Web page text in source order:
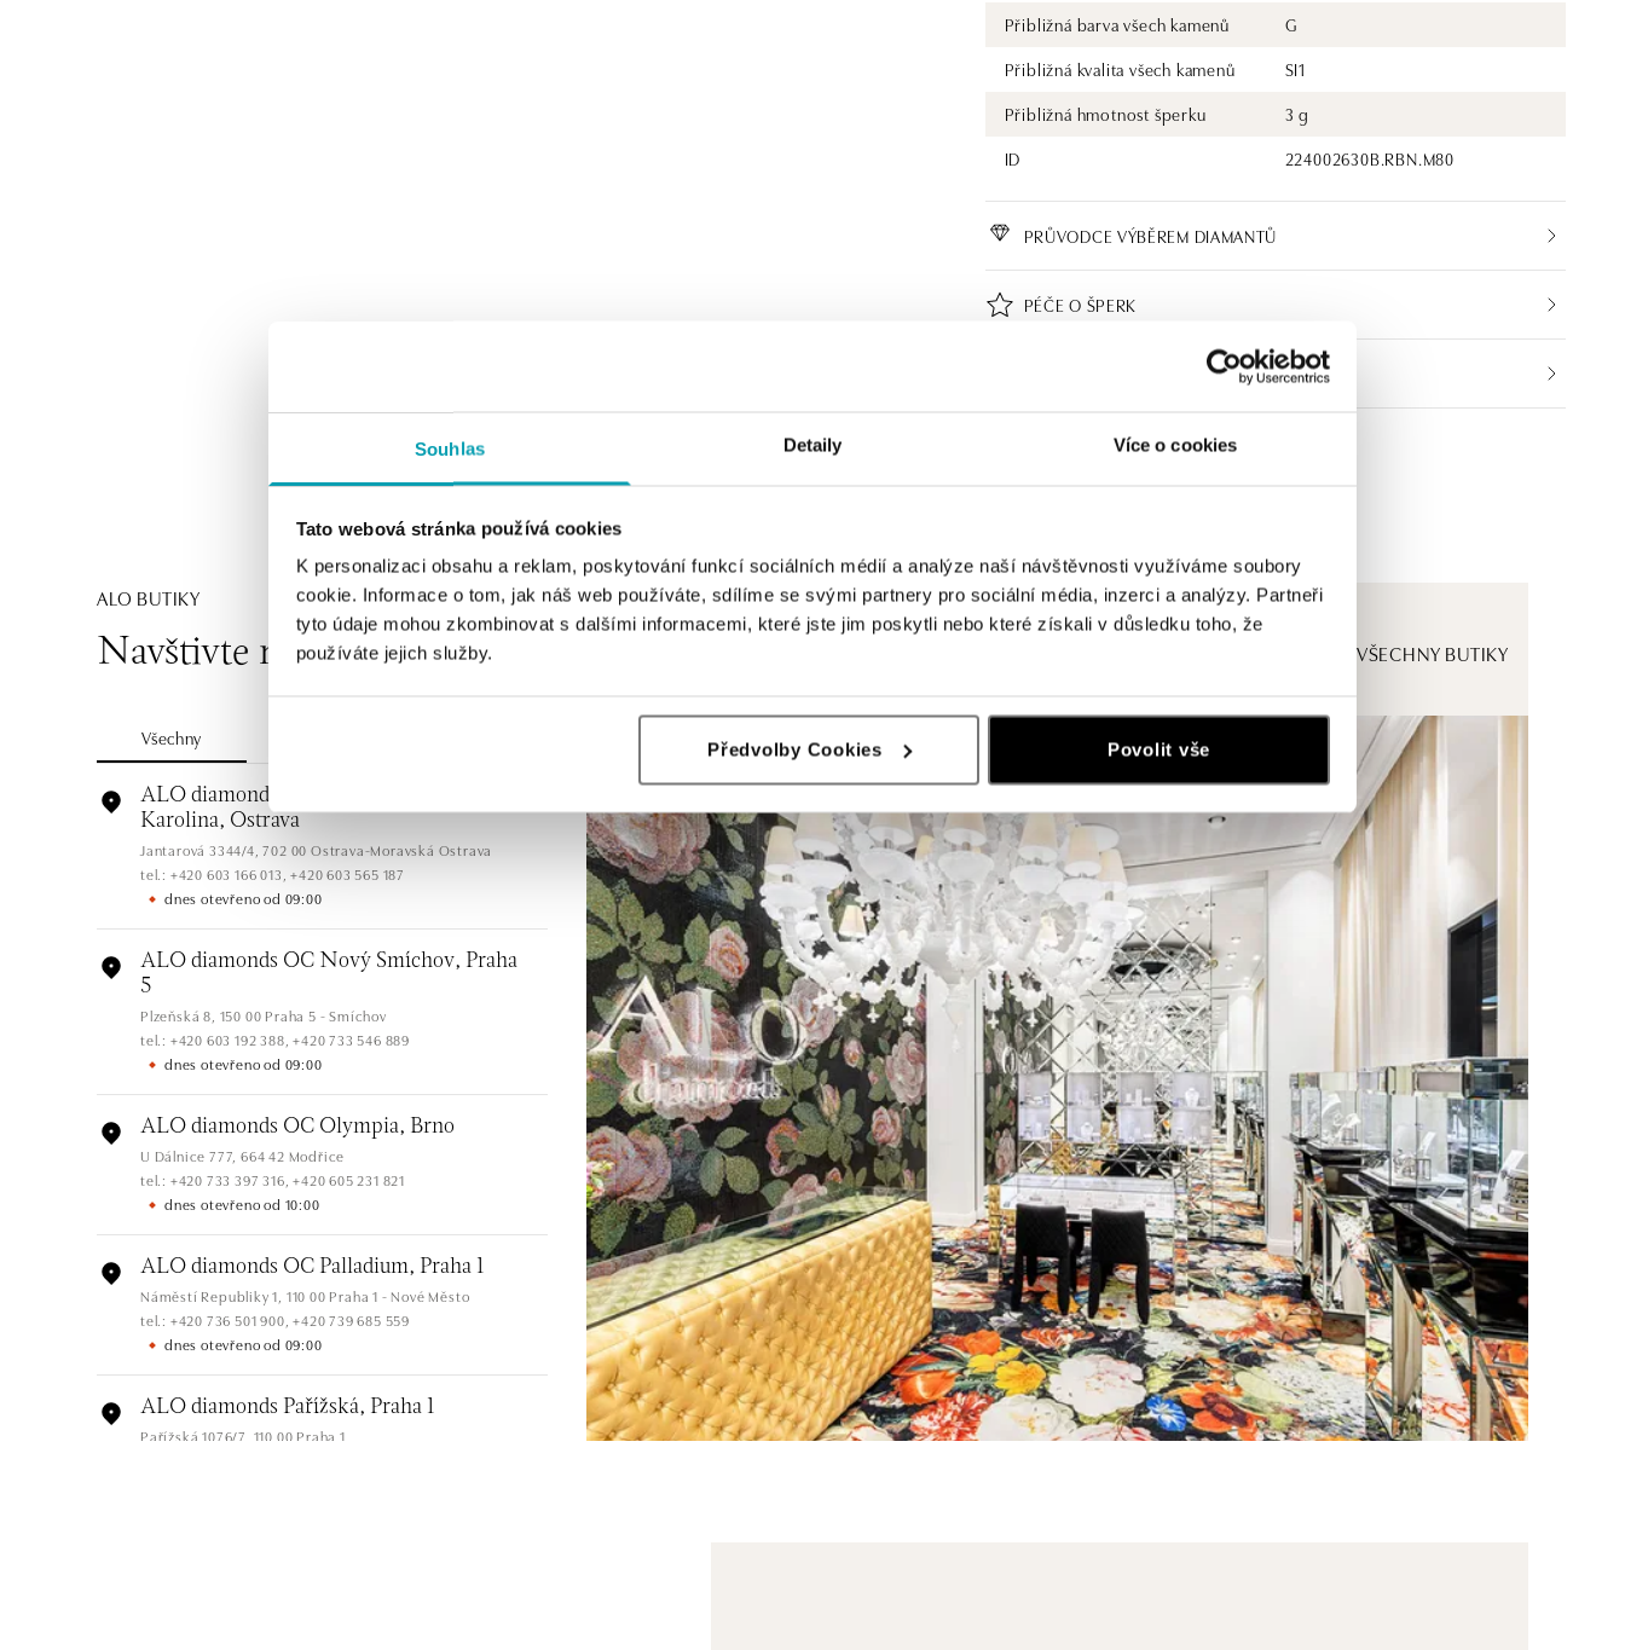
Souhlas Detaily Více o cookies
Tato webová stránka používá cookies
K personalizaci obsahu a reklam, poskytování funkcí sociálních médií a analýze naší návštěvnosti využíváme soubory
cookie. Informace o tom, jak náš web používáte, sdílíme se svými partnery pro sociální média, inzerci a analýzy. Partneři
tyto údaje mohou zkombinovat s dalšími informacemi, které jste jim poskytli nebo které získali v důsledku toho, že
používáte jejich služby.
Předvolby Cookies Povolit vše
Přibližná barva všech kamenů
G
Přibližná kvalita všech kamenů
SI1
Přibližná hmotnost šperku
3 g
ID
224002630B.RBN.M80
PRŮVODCE VÝBĚREM DIAMANTŮ
PÉČE O ŠPERK
ALO BUTIKY
Navštivte naše butiky ZOBRAZIT VŠECHNY BUTIKY
Všechny
ALO diamonds OC Forum Nová
Karolina, Ostrava
Jantarová 3344/4, 702 00 Ostrava-Moravská Ostrava
tel.: +420 603 166 013, +420 603 565 187
dnes otevřeno od 09:00
ALO diamonds OC Nový Smíchov, Praha
5
Plzeňská 8, 150 00 Praha 5 - Smíchov
tel.: +420 603 192 388, +420 733 546 889
dnes otevřeno od 09:00
ALO diamonds OC Olympia, Brno
U Dálnice 777, 664 42 Modřice
tel.: +420 733 397 316, +420 605 231 821
dnes otevřeno od 10:00
ALO diamonds OC Palladium, Praha 1
Náměstí Republiky 1, 110 00 Praha 1 - Nové Město
tel.: +420 736 501 900, +420 739 685 559
dnes otevřeno od 09:00
ALO diamonds Pařížská, Praha 1
Pařížská 1076/7, 110 00 Praha 1